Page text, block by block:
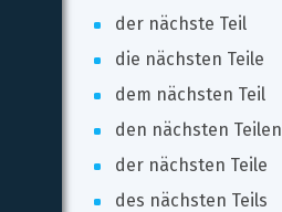
der nächste Teil
die nächsten Teile
dem nächsten Teil
den nächsten Teilen
der nächsten Teile
des nächsten Teils